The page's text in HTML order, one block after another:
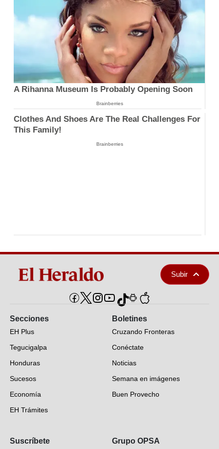
A Rihanna Museum Is Probably Opening Soon
Brainberries
Clothes And Shoes Are The Real Challenges For
This Family!
Brainberries
Subir
Secciones
EH Plus
Tegucigalpa
Honduras
Sucesos
Economía
EH Trámites
EH Verifica
Boletines
Cruzando Fronteras
Conéctate
Noticias
Semana en imágenes
Buen Provecho
Suscríbete Grupo OPSA